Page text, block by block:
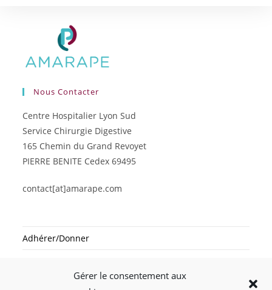
Gérer le consentement aux
Nous Contacter
Centre Hospitalier Lyon Sud
Service Chirurgie Digestive
165 Chemin du Grand Revoyet
PIERRE BENITE Cedex 69495
contact[at]amarape.com
Adhérer/Donner